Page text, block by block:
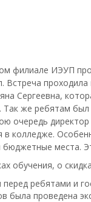
филиале ИЭУП
Встреча
Сергеевна,
Так же ребятам
очередь
в колледже.
места.
обучения, о
ребятами и
была проведена